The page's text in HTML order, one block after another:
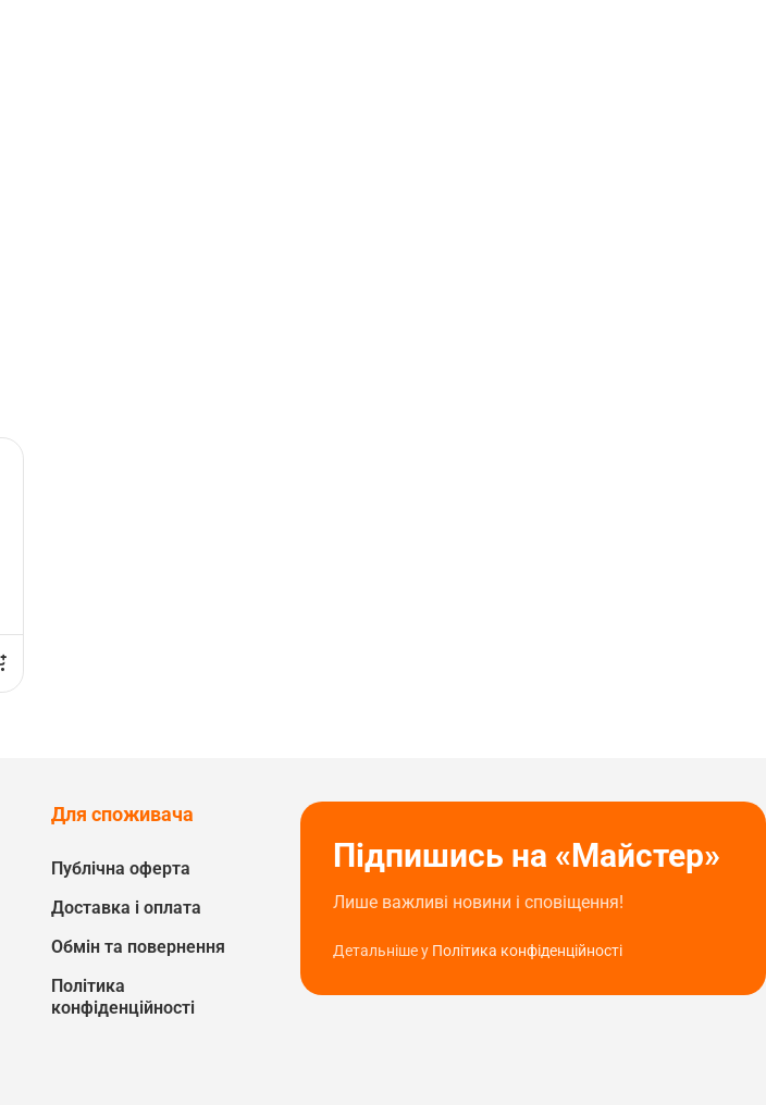
Для споживача
Публічна оферта
Доставка і оплата
Обмін та повернення
Політика
конфіденційності
Підпишись на «Майстер»
Лише важливі новини і сповіщення!
Детальніше у Політика конфіденційності